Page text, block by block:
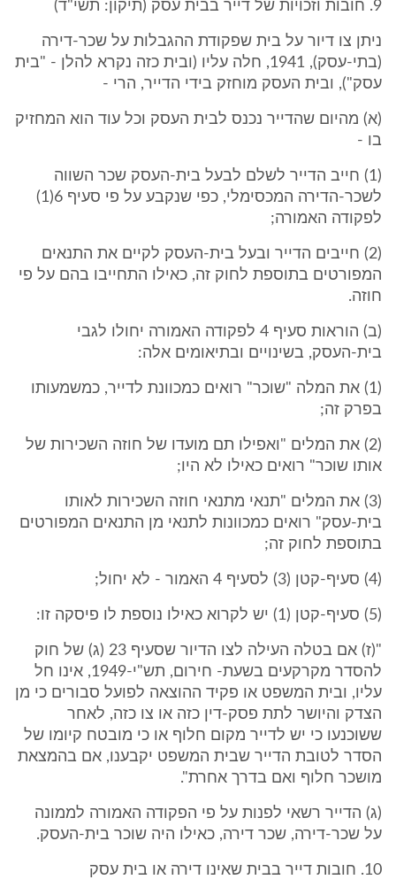
9. חובות וזכויות של דייר בבית עסק (תיקון: תשי"ד)
ניתן צו דיור על בית שפקודת ההגבלות על שכר-דירה
(בתי-עסק), 1941, חלה עליו (ובית כזה נקרא להלן - "בית
עסק"), ובית העסק מוחזק בידי הדייר, הרי -
(א) מהיום שהדייר נכנס לבית העסק וכל עוד הוא המחזיק
בו -
(1) חייב הדייר לשלם לבעל בית-העסק שכר השווה
לשכר-הדירה המכסימלי, כפי שנקבע על פי סעיף 6(1)
לפקודה האמורה;
(2) חייבים הדייר ובעל בית-העסק לקיים את התנאים
המפורטים בתוספת לחוק זה, כאילו התחייבו בהם על פי
חוזה.
(ב) הוראות סעיף 4 לפקודה האמורה יחולו לגבי
בית-העסק, בשינויים ובתיאומים אלה:
(1) את המלה "שוכר" רואים כמכוונת לדייר, כמשמעותו
בפרק זה;
(2) את המלים "ואפילו תם מועדו של חוזה השכירות של
אותו שוכר" רואים כאילו לא היו;
(3) את המלים "תנאי מתנאי חוזה השכירות לאותו
בית-עסק" רואים כמכוונות לתנאי מן התנאים המפורטים
בתוספת לחוק זה;
(4) סעיף-קטן (3) לסעיף 4 האמור - לא יחול;
(5) סעיף-קטן (1) יש לקרוא כאילו נוספת לו פיסקה זו:
"(ז) אם בטלה העילה לצו הדיור שסעיף 23 (ג) של חוק
להסדר מקרקעים בשעת- חירום, תש"י-1949, אינו חל
עליו, ובית המשפט או פקיד ההוצאה לפועל סבורים כי מן
הצדק והיושר לתת פסק-דין כזה או צו כזה, לאחר
ששוכנעו כי יש לדייר מקום חלוף או כי מובטח קיומו של
הסדר לטובת הדייר שבית המשפט יקבענו, אם בהמצאת
מושכר חלוף ואם בדרך אחרת".
(ג) הדייר רשאי לפנות על פי הפקודה האמורה לממונה
על שכר-דירה, שכר דירה, כאילו היה שוכר בית-העסק.
10. חובות דייר בבית שאינו דירה או בית עסק